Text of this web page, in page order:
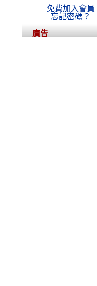
免費加入會員
忘記密碼？
廣告